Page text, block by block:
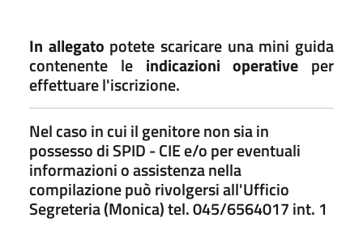
In allegato potete scaricare una mini guida
contenente le indicazioni operative per
effettuare l'iscrizione.
Nel caso in cui il genitore non sia in
possesso di SPID - CIE e/o per eventuali
informazioni o assistenza nella
compilazione può rivolgersi all'Ufficio
Segreteria (Monica) tel. 045/6564017 int. 1